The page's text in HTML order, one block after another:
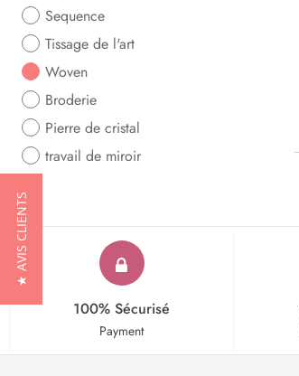
Sequence
Tissage de l'art
Woven
Broderie
Pierre de cristal
travail de miroir
100% Sécurisé
Payment
★ AVIS CLIENTS